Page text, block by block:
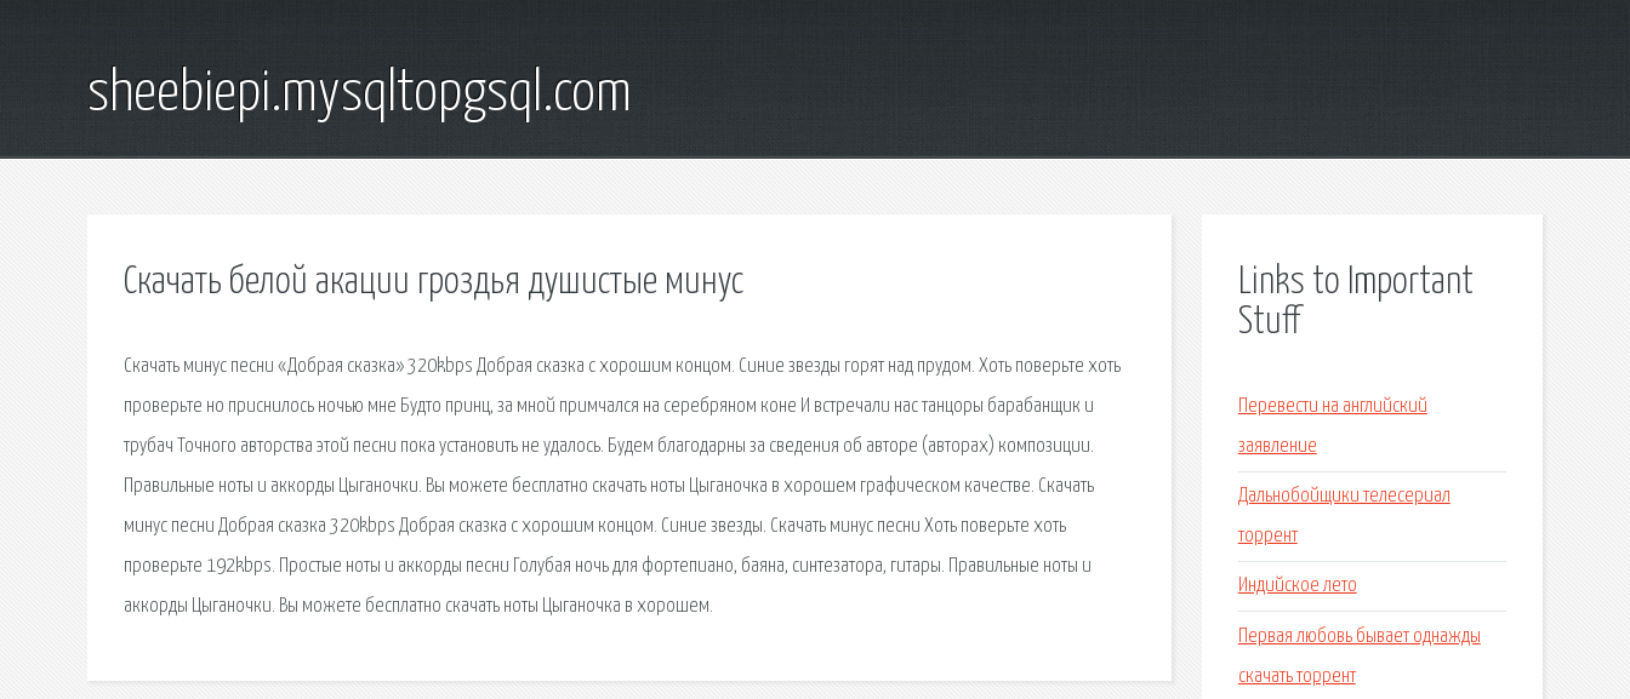
sheebiepi.mysqltopgsql.com
Скачать белой акации гроздья душистые минус
Скачать минус песни «Добрая сказка» 320kbps Добрая сказка с хорошим концом. Синие звезды горят над прудом. Хоть поверьте хоть
проверьте но приснилось ночью мне Будто принц, за мной примчался на серебряном коне И встречали нас танцоры барабанщик и
трубач Точного авторства этой песни пока установить не удалось. Будем благодарны за сведения об авторе (авторах) композиции.
Правильные ноты и аккорды Цыганочки. Вы можете бесплатно скачать ноты Цыганочка в хорошем графическом качестве. Скачать
минус песни Добрая сказка 320kbps Добрая сказка с хорошим концом. Синие звезды. Скачать минус песни Хоть поверьте хоть
проверьте 192kbps. Простые ноты и аккорды песни Голубая ночь для фортепиано, баяна, синтезатора, гитары. Правильные ноты и
аккорды Цыганочки. Вы можете бесплатно скачать ноты Цыганочка в хорошем.
Links to Important
Stuff
Перевести на английский
заявление
Дальнобойщики телесериал
торрент
Индийское лето
Первая любовь бывает однажды
скачать торрент